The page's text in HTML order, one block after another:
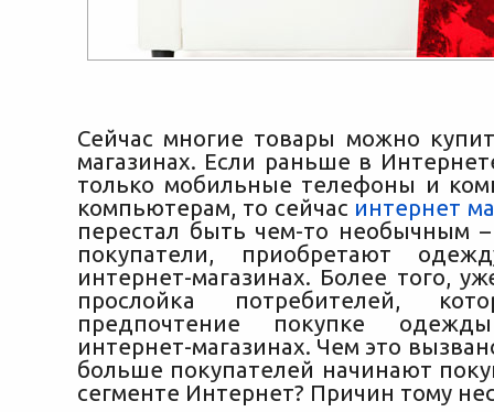
Сейчас многие товары можно
магазинах. Если раньше в
только мобильные телефоны и
компьютерам, то сейчас интернет
перестал быть чем-то необычным
покупатели, приобретают
интернет-магазинах. Более того,
прослойка потребителей,
предпочтение покупке
интернет-магазинах. Чем это
больше покупателей начинают
сегменте Интернет? Причин тому